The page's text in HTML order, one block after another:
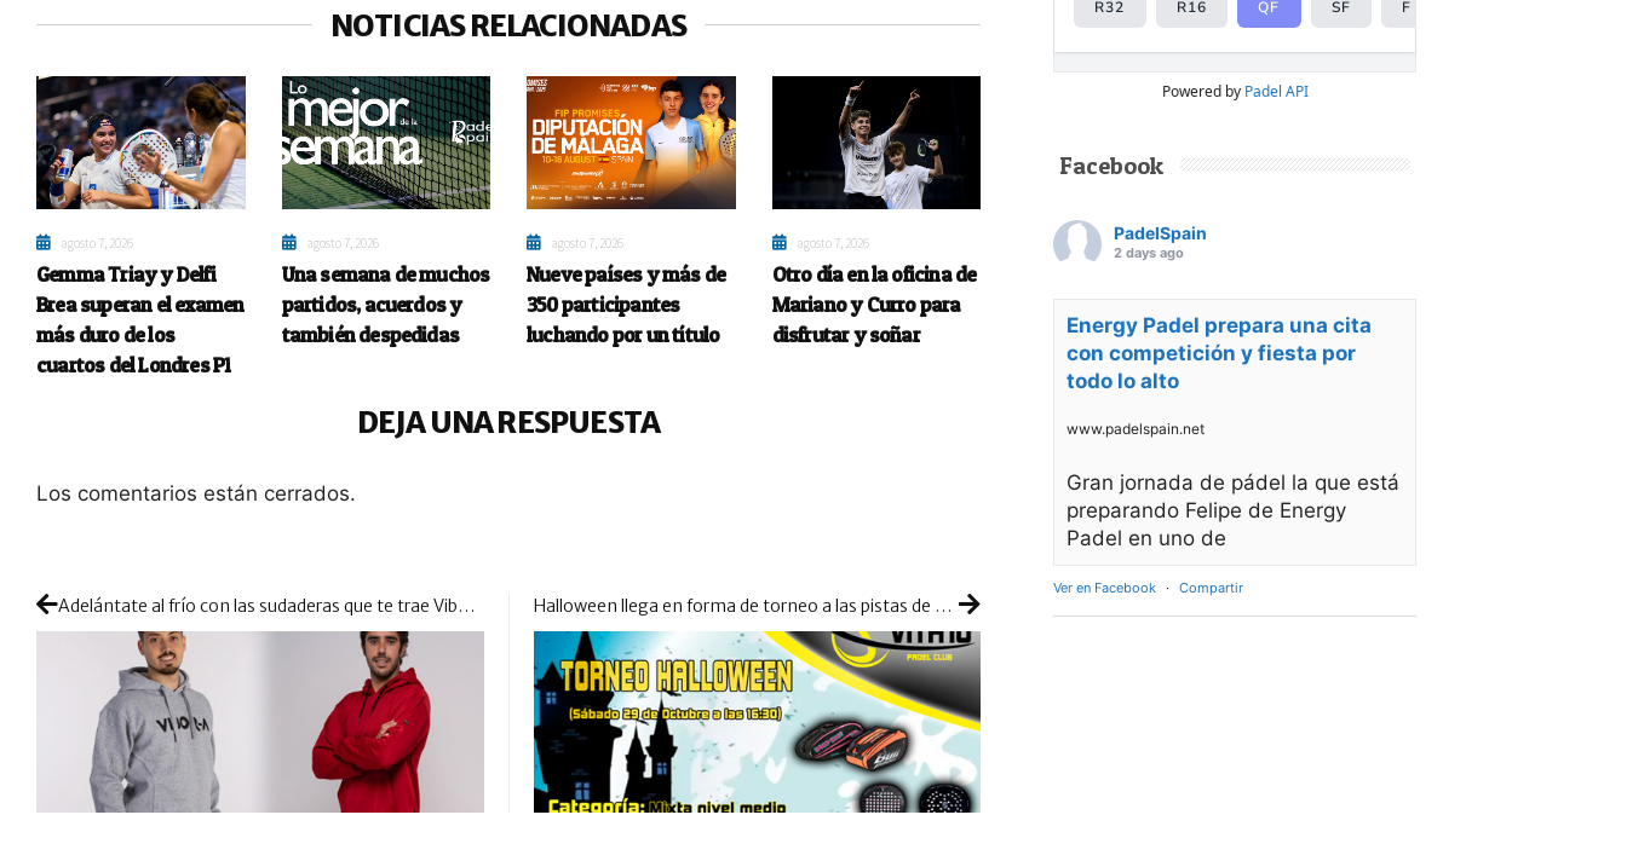
NOTICIAS RELACIONADAS
agosto 7, 2026
Gemma Triay y Delfi
Brea superan el examen
más duro de los
cuartos del Londres P1
agosto 7, 2026
Una semana de muchos
partidos, acuerdos y
también despedidas
agosto 7, 2026
Nueve países y más de
350 participantes
luchando por un título
agosto 7, 2026
Otro día en la oficina de
Mariano y Curro para
disfrutar y soñar
DEJA UNA RESPUESTA
Los comentarios están cerrados.
Adelántate al frío con las sudaderas que te trae Vibor-A y vístete como todo un profesional Halloween llega en forma de torneo a las pistas de Vita10 Padel
Powered by Padel API
Facebook
PadelSpain
2 days ago
Energy Padel prepara una cita
con competición y fiesta por
todo lo alto
www.padelspain.net
Gran jornada de pádel la que está
preparando Felipe de Energy
Padel en uno de
Ver en Facebook · Compartir